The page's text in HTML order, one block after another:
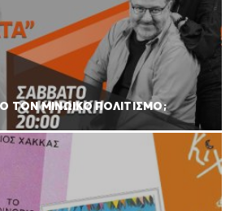
ΤΟΝ ΜΙΝΩΙΚΟ ΠΟΛΙΤΙΣΜΟ;